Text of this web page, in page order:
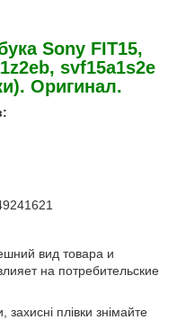
Sony FIT15,
svf15a1s2e
Оригинал.
вид товара и
на потребительские
плівки знімайте